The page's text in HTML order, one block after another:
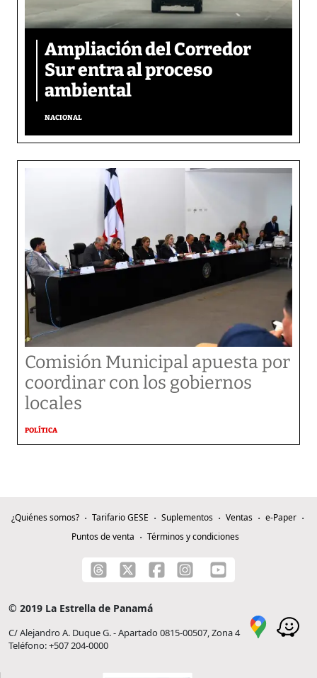
Ampliación del Corredor
Sur entra al proceso
ambiental
NACIONAL
Comisión Municipal apuesta por
coordinar con los gobiernos
locales
POLÍTICA
¿Quiénes somos? Tarifario GESE Suplementos Ventas
e-Paper
Puntos de venta
Términos y condiciones
© 2019 La Estrella de Panamá
C/ Alejandro A. Duque G. - Apartado 0815-00507, Zona 4
Teléfono: +507 204-0000